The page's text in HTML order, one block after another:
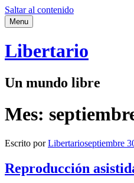
Saltar al contenido
Menu
Libertario
Un mundo libre
Mes:
Escrito porLibertarioseptiembre
Reproducción